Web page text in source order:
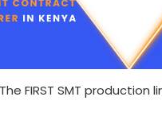
The FIRST SMT production